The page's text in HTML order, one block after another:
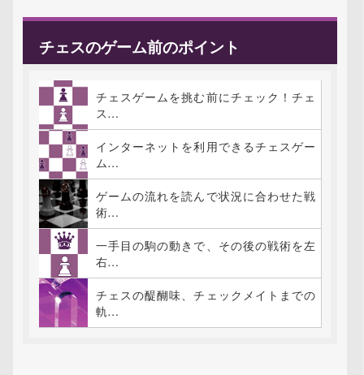
チェスのゲーム前のポイント
チェスゲームを挑む前にチェック！チェ
ス…
インターネットを利用できるチェスゲー
ム…
ゲームの流れを読んで状況に合わせた戦
術…
一手目の駒の動きで、その後の戦術を左
右…
チェスの醍醐味、チェックメイトまでの
軌…